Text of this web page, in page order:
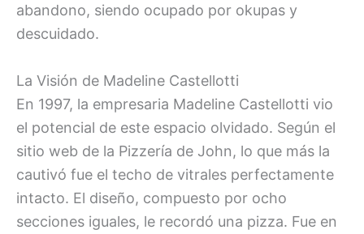
abandono, siendo ocupado por okupas y
descuidado.
La Visión de Madeline Castellotti
En 1997, la empresaria Madeline Castellotti vio
el potencial de este espacio olvidado. Según el
sitio web de la Pizzería de John, lo que más la
cautivó fue el techo de vitrales perfectamente
intacto. El diseño, compuesto por ocho
secciones iguales, le recordó una pizza. Fue en